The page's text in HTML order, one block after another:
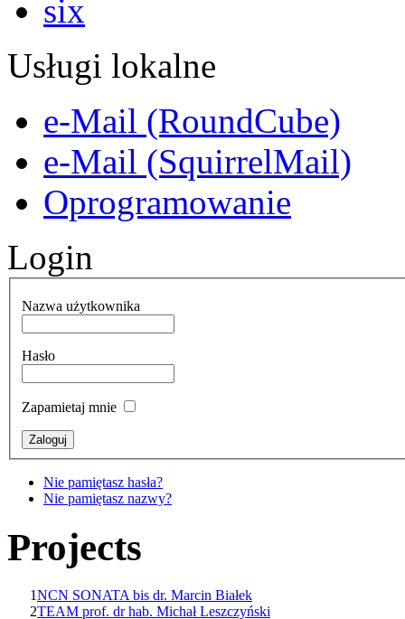
Usługi lokalne
e-Mail (RoundCube)
e-Mail (SquirrelMail)
Oprogramowanie
Login
Nazwa użytkownika
Hasło
Zapamietaj mnie
Nie pamiętasz hasła?
Nie pamiętasz nazwy?
Projects
1NCN SONATA bis dr. Marcin Białek
2TEAM prof. dr hab. Michał Leszczyński